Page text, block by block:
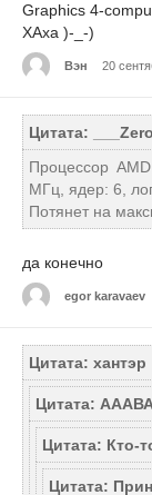
Graphics 4-
ХАха )-_-)
Вэн 20
Цитата:
Процессор
МГц, ядер: 6,
Потянет на
да конечно
egor karavaev
Цитата: хантэр
Цитата:
Цитата: Кто-
Цитата: